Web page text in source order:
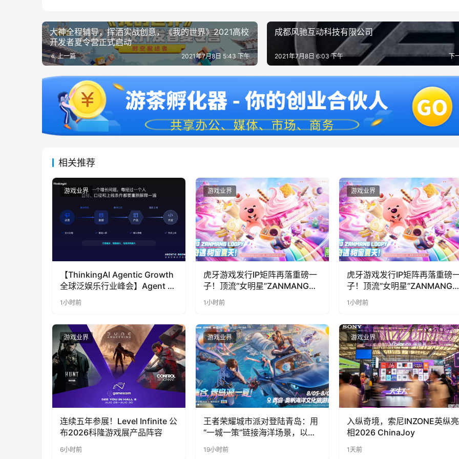
大神全程辅导，挥洒实战创意，《我的世界》2021高校
开发者夏令营正式启动
上一篇 2021年7月8日 5:43 下午
成都风驰互动科技有限公司
下
2021年7月8日 6:03 下午
相关推荐
游戏业界
【ThinkingAI Agentic Growth
全球泛娱乐行业峰会】Agent 时
代，人到底负责什么
1小时前
游戏业界
虎牙游戏发行IP矩阵再落重磅一
子！顶流“女明星”ZANMANG
LOOPY 正版3D消除手游《消消
奇遇》惊喜曝光
1小时前
游戏业界
虎牙游戏发行IP矩阵再落重磅
子！顶流“女明星”ZANMANG
LOOPY 正版3D消除手游《消
奇遇》惊喜曝光
1小时前
游戏业界
连续五年参展！Level Infinite 公
布2026科隆游戏展产品阵容
6小时前
游戏业界
王者荣耀城市派对登陆青岛：用
“一城一策”链接海洋场景，以双
19小时前
游戏业界
入纵奇境，索尼INZONE英纵亮
相2026 ChinaJoy
1天前